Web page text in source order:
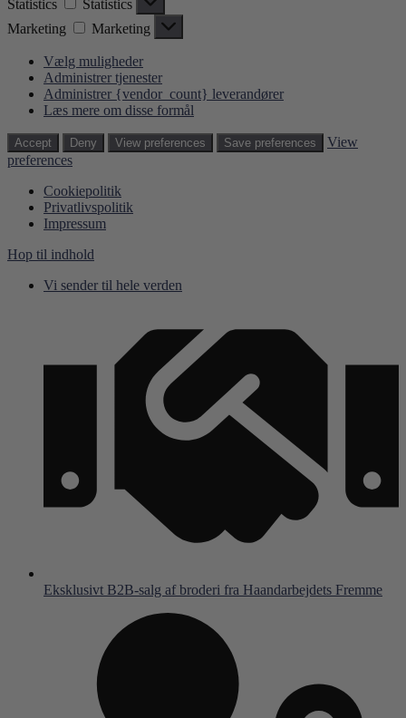
Statistics
Statistics
Marketing
Marketing
Vælg muligheder
Administrer tjenester
Administrer {vendor_count} leverandører
Læs mere om disse formål
Accept Deny View preferences Save preferences
View
preferences
Cookiepolitik
Privatlivspolitik
Impressum
Hop til indhold
Vi sender til hele verden
Eksklusivt B2B-salg af broderi fra Haandarbejdets Fremme